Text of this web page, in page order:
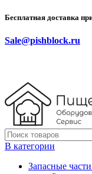
Бесплатная доставка
Sale@pishblock.ru
В категории
Запасные